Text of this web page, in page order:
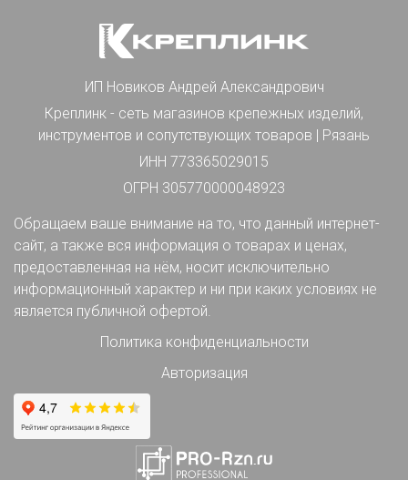
ИП Новиков Андрей Александрович
Креплинк - сеть магазинов крепежных изделий,
инструментов и сопутствующих товаров | Рязань
ИНН 773365029015
ОГРН 305770000048923
Обращаем ваше внимание на то, что данный интернет-
сайт, а также вся информация о товарах и ценах,
предоставленная на нём, носит исключительно
информационный характер и ни при каких условиях не
является публичной офертой.
Политика конфиденциальности
Авторизация